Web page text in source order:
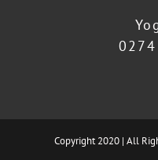
Copyright 2020 | All